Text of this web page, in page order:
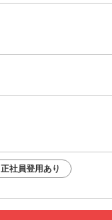
正社員登用あり